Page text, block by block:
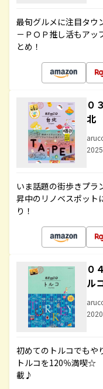
最旬グルメに注目タウ
－ＰＯＰ推し活もアッ
とめ！
０
北
いま話題の街歩きプラ
昇中のリノベスポット
り！
０
ル
初めてのトルコでも
トルコを120％満喫☆
載♪